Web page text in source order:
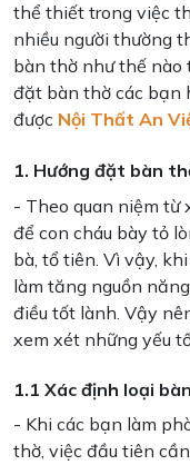
thể thiết trong việc
nhiều người thường
bàn thờ như thế
đặt bàn thờ các bạn
được Nội Thất An
1. Hướng đặt bàn
- Theo quan niệm từ
để con cháu bày tỏ
bà, tổ tiên. Vì vậy,
làm tăng nguồn
điều tốt lành. Vậy
xem xét những yếu
1.1 Xác định loại
- Khi các bạn làm
thờ, việc đầu tiên